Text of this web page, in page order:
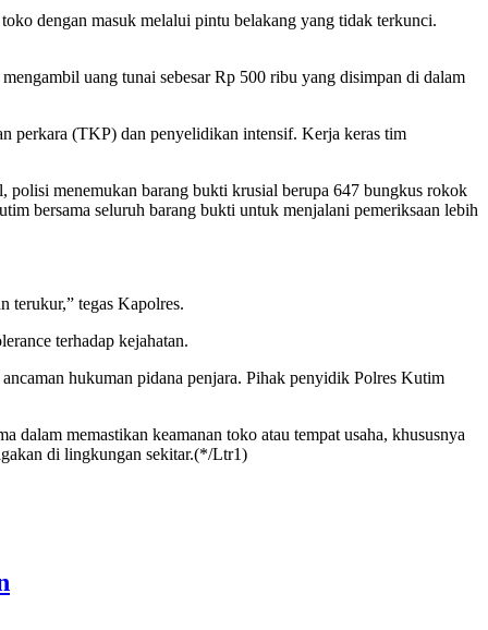
dengan masuk melalui pintu belakang yang tidak terkunci.
uang tunai sebesar Rp 500 ribu yang disimpan di dalam
perkara (TKP) dan penyelidikan intensif. Kerja keras tim
polisi menemukan barang bukti krusial berupa 647 bungkus rokok
bersama seluruh barang bukti untuk menjalani pemeriksaan lebih
terukur,” tegas Kapolres.
terhadap kejahatan.
hukuman pidana penjara. Pihak penyidik Polres Kutim
dalam memastikan keamanan toko atau tempat usaha, khususnya
di lingkungan sekitar.(*/Ltr1)